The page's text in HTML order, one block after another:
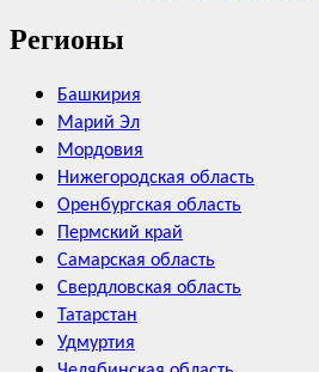
Регионы
Башкирия
Марий Эл
Мордовия
Нижегородская область
Оренбургская область
Пермский край
Самарская область
Свердловская область
Татарстан
Удмуртия